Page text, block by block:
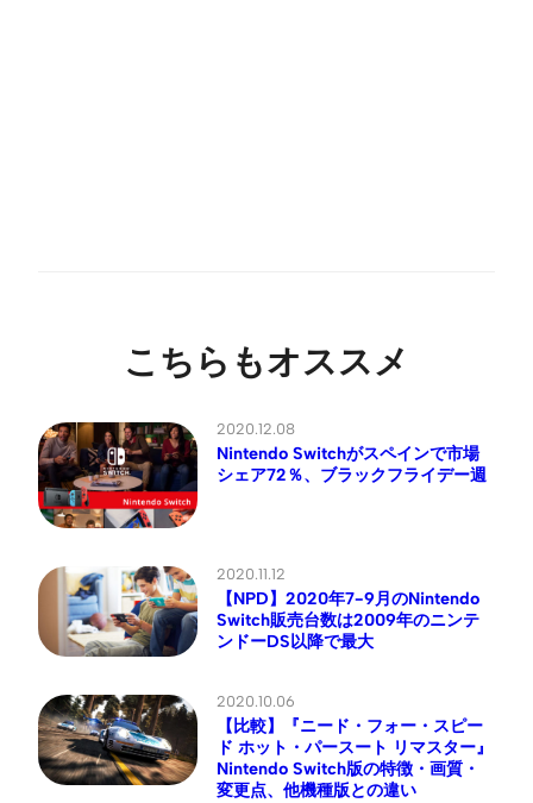
こちらもオススメ
2020.12.08
Nintendo Switchがスペインで市場
シェア72％、ブラックフライデー週
2020.11.12
【NPD】2020年7-9月のNintendo
Switch販売台数は2009年のニンテ
ンドーDS以降で最大
2020.10.06
【比較】『ニード・フォー・スピー
ド ホット・パースート リマスター』
Nintendo Switch版の特徴・画質・
変更点、他機種版との違い